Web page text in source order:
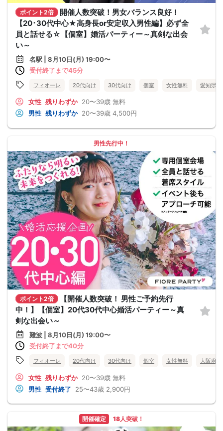
ポイント2倍
開催人数突破！男女バランス良好！
【20･30代中心★高身長or安定収入男性編】必ず全
員と話せる☆【個室】婚活パーティー～真剣な出会
い～
名駅 | 8月10日(月) 19:00〜
受付終了まで45分
フィオーレ 20代向け 30代向け 個室 女性無料 愛知県
女性 残りわずか 20〜39歳 無料
男性 残りわずか 20〜39歳 4,500円
男性先行中！
ポイント2倍
【開催人数突破！ 男性ご予約先行
中！】【個室】20代30代中心婚活パーティー～真
剣な出会い～
難波 | 8月10日(月) 19:00〜
受付終了まで40分
フィオーレ 20代向け 30代向け 個室 女性無料 大阪府
女性 残りわずか 20〜39歳 無料
男性 受付終了 25〜43歳 2,900円
開催確定 18人突破！